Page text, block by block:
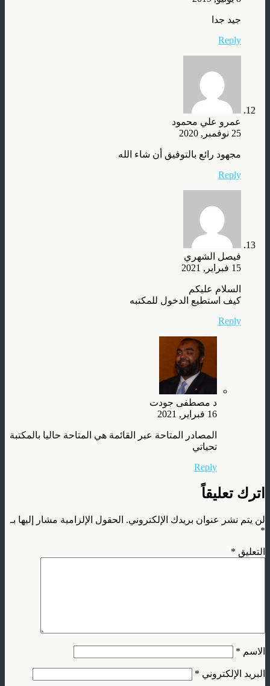
جيد جدا
Reply
عمرو علي محمود
25 نوفمبر, 2020
مجهود رائع بالتوفيق أن شاء الله
Reply
فيصل الشهري
15 فبراير, 2021
السلام عليكم
كيف استطيع الدخول للمكتبه
Reply
د مصطفى جودت
16 فبراير, 2021
المصادر المتاحة عبر القائمة هي المتاحة حاليا بالمكتبة
تحياتي
Reply
اترك تعليقاً
لن يتم نشر عنوان بريدك الإلكتروني. الحقول الإلزامية مشار إليها بـ
*
التعليق *
الاسم *
البريد الإلكتروني *